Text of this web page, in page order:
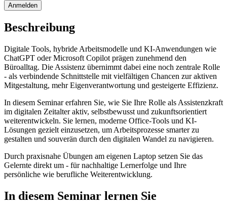
Anmelden
Beschreibung
Digitale Tools, hybride Arbeitsmodelle und KI-Anwendungen wie
ChatGPT oder Microsoft Copilot prägen zunehmend den
Büroalltag. Die Assistenz übernimmt dabei eine noch zentrale Rolle
- als verbindende Schnittstelle mit vielfältigen Chancen zur aktiven
Mitgestaltung, mehr Eigenverantwortung und gesteigerte Effizienz.
In diesem Seminar erfahren Sie, wie Sie Ihre Rolle als Assistenzkraft
im digitalen Zeitalter aktiv, selbstbewusst und zukunftsorientiert
weiterentwickeln. Sie lernen, moderne Office-Tools und KI-
Lösungen gezielt einzusetzen, um Arbeitsprozesse smarter zu
gestalten und souverän durch den digitalen Wandel zu navigieren.
Durch praxisnahe Übungen am eigenen Laptop setzen Sie das
Gelernte direkt um - für nachhaltige Lernerfolge und Ihre
persönliche wie berufliche Weiterentwicklung.
In diesem Seminar lernen Sie